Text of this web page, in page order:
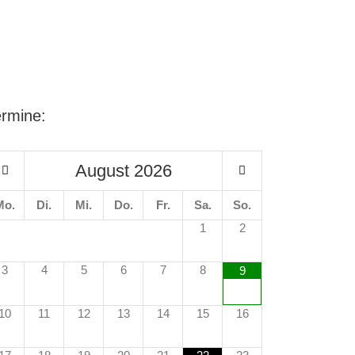
August 2026
Di. Mi. Do. Fr. Sa.
So.
1
2
3 4 5 6 7 8 9
11 12 13 14 15 16